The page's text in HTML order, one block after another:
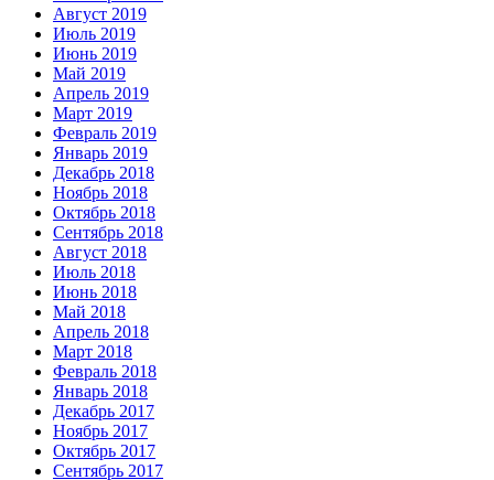
Август 2019
Июль 2019
Июнь 2019
Май 2019
Апрель 2019
Март 2019
Февраль 2019
Январь 2019
Декабрь 2018
Ноябрь 2018
Октябрь 2018
Сентябрь 2018
Август 2018
Июль 2018
Июнь 2018
Май 2018
Апрель 2018
Март 2018
Февраль 2018
Январь 2018
Декабрь 2017
Ноябрь 2017
Октябрь 2017
Сентябрь 2017